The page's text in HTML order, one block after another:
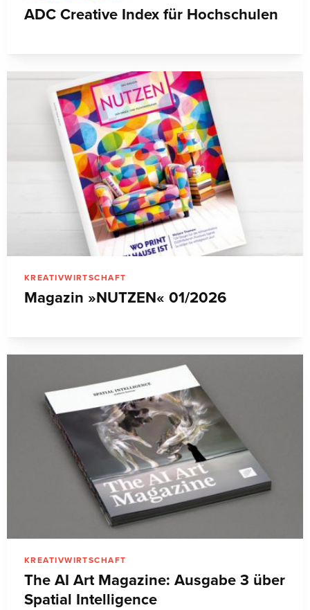
ADC Creative Index für Hochschulen
KREATIVWIRTSCHAFT
Magazin »NUTZEN« 01/2026
KREATIVWIRTSCHAFT
The AI Art Magazine: Ausgabe 3 über
Spatial Intelligence